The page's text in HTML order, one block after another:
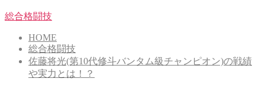
総合格闘技
HOME
総合格闘技
佐藤将光(第10代修斗バンタム級チャンピオン)の戦績
や実力とは！？